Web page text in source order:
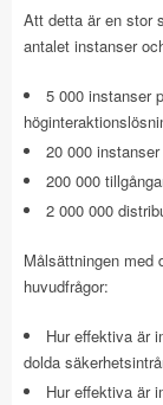
Att detta är en stor
antalet instanser
5 000 instanser
20 000
200 000
2 000 000
Målsättningen med
huvudfrågor:
Hur effektiva är
dolda
Hur effektiva är